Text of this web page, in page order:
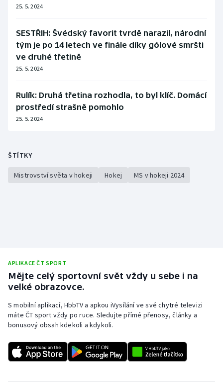
25. 5. 2024
SESTŘIH: Švédský favorit tvrdě narazil, národní
tým je po 14 letech ve finále díky gólové smršti
ve druhé třetině
25. 5. 2024
Rulík: Druhá třetina rozhodla, to byl klíč. Domácí
prostředí strašně pomohlo
25. 5. 2024
ŠTÍTKY
Mistrovství světa v hokeji Hokej MS v hokeji 2024
APLIKACE ČT SPORT
Mějte celý sportovní svět vždy u sebe i na
velké obrazovce.
S mobilní aplikací, HbbTV a apkou iVysílání ve své chytré televizi
máte ČT sport vždy po ruce. Sledujte přímé přenosy, články a
bonusový obsah kdekoli a kdykoli.